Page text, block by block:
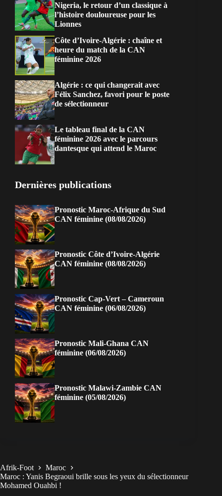
Nigeria, le retour d’un classique à
l’histoire douloureuse pour les
Lionnes
Côte d’Ivoire-Algérie : chaîne et
heure du match de la CAN
féminine 2026
Algérie : ce qui changerait avec
Félix Sanchez, favori pour le poste
de sélectionneur
Le tableau final de la CAN
féminine 2026 avec le parcours
dantesque qui attend le Maroc
Dernières publications
Pronostic Maroc-Afrique du Sud
CAN féminine (08/08/2026)
Pronostic Côte d’Ivoire-Algérie
CAN féminine (08/08/2026)
Pronostic Cap-Vert – Cameroun
CAN féminine (06/08/2026)
Pronostic Mali-Ghana CAN
féminine (06/08/2026)
Pronostic Malawi-Zambie CAN
féminine (05/08/2026)
Afrik-Foot
Maroc
Maroc : Yanis Begraoui brille sous les yeux du sélectionneur
Mohamed Ouahbi !